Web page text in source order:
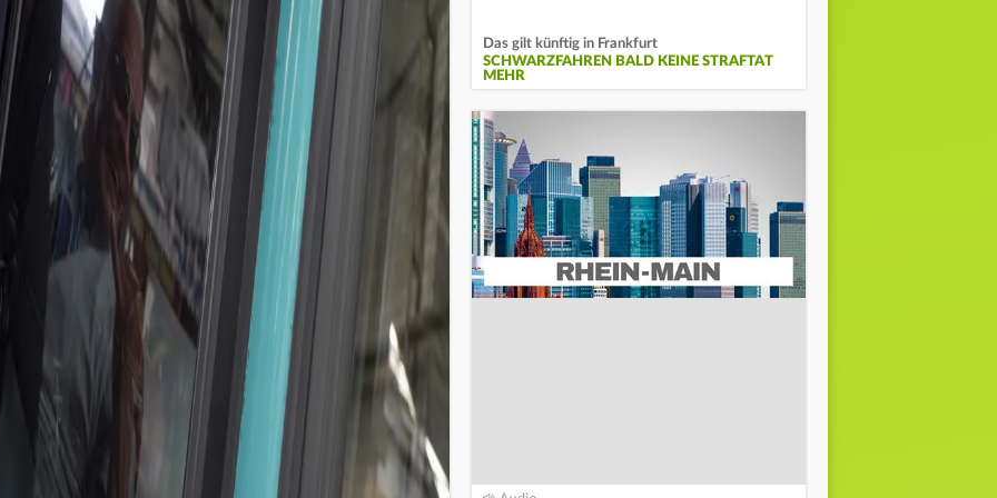
Das gilt künftig in Frankfurt
SCHWARZFAHREN BALD KEINE STRAFTAT
MEHR